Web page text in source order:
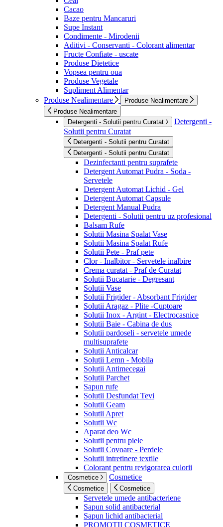
Cacao
Baze pentru Mancaruri
Supe Instant
Condimente - Mirodenii
Aditivi - Conservanti - Colorant alimentar
Fructe Confiate - uscate
Produse Dietetice
Vopsea pentru oua
Produse Vegetale
Supliment Alimentar
Produse Nealimentare
Produse Nealimentare
Produse Nealimentare
Detergenti - Solutii pentru Curatat
Detergenti -
Solutii pentru Curatat
Detergenti - Solutii pentru Curatat
Detergenti - Solutii pentru Curatat
Dezinfectanti pentru suprafete
Detergent Automat Pudra - Soda -
Servetele
Detergent Automat Lichid - Gel
Detergent Automat Capsule
Detergent Manual Pudra
Detergenti - Solutii pentru uz profesional
Balsam Rufe
Solutii Masina Spalat Vase
Solutii Masina Spalat Rufe
Solutii Pete - Praf pete
Clor - Inalbitor - Servetele inalbire
Crema curatat - Praf de Curatat
Solutii Bucatarie - Degresant
Solutii Vase
Solutii Frigider - Absorbant Frigider
Solutii Aragaz - Plite -Cuptoare
Solutii Inox - Argint - Electrocasnice
Solutii Baie - Cabina de dus
Solutii pardoseli - servetele umede
multisuprafete
Solutii Anticalcar
Solutii Lemn - Mobila
Solutii Antimecegai
Solutii Parchet
Sapun rufe
Solutii Desfundat Tevi
Solutii Geam
Solutii Apret
Solutii Wc
Aparat deo Wc
Solutii pentru piele
Solutii Covoare - Perdele
Solutii intretinere textile
Colorant pentru revigorarea culorii
Cosmetice Cosmetice
Cosmetice Cosmetice
Servetele umede antibacteriene
Sapun solid antibacterial
Sapun lichid antibacterial
PROMOTII COSMETICE